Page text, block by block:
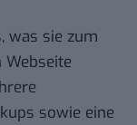
was sie zum
sowie eine